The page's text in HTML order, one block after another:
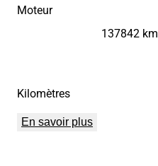
Moteur
Kilomètres
137842 km
En savoir plus